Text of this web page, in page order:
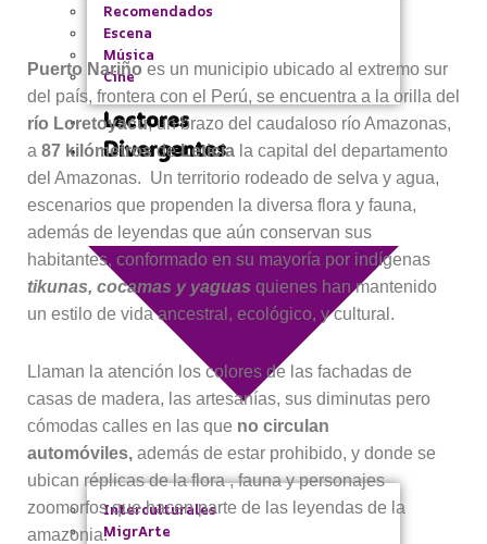
Recomendados
Escena
Música
Cine
Lectores
Divergentes
Interculturales
MigrArte
Puerto Nariño es un municipio ubicado al extremo sur
del país, frontera con el Perú, se encuentra a la orilla del
río Loretoyacu, un brazo del caudaloso río Amazonas,
a 87 kilómetrosdeLeticia la capital del departamento
del Amazonas. Un territorio rodeado de selva y agua,
escenarios que propenden la diversa flora y fauna,
además de leyendas que aún conservan sus
habitantes, conformado en su mayoría por indígenas
tikunas, cocamas y yaguas quienes han mantenido
un estilo de vida ancestral, ecológico, y cultural.
Llaman la atención los colores de las fachadas de
casas de madera, las artesanías, sus diminutas pero
cómodas calles en las que no circulan
automóviles, además de estar prohibido, y donde se
ubican réplicas de la flora , fauna y personajes
zoomorfos que hacen parte de las leyendas de la
amazonia.